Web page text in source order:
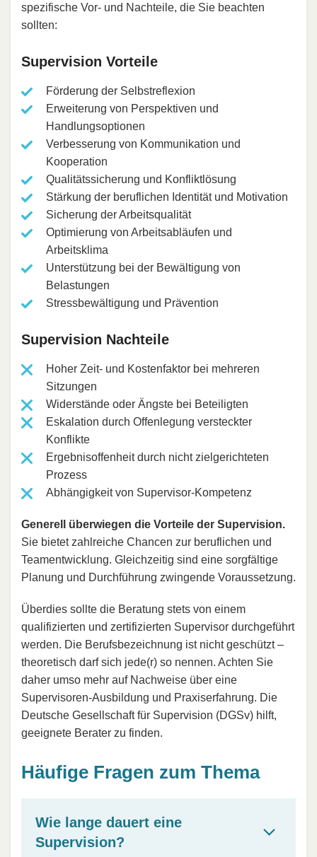
spezifische Vor- und Nachteile, die Sie beachten
sollten:
Supervision Vorteile
Förderung der Selbstreflexion
Erweiterung von Perspektiven und
Handlungsoptionen
Verbesserung von Kommunikation und
Kooperation
Qualitätssicherung und Konfliktlösung
Stärkung der beruflichen Identität und Motivation
Sicherung der Arbeitsqualität
Optimierung von Arbeitsabläufen und
Arbeitsklima
Unterstützung bei der Bewältigung von
Belastungen
Stressbewältigung und Prävention
Supervision Nachteile
Hoher Zeit- und Kostenfaktor bei mehreren
Sitzungen
Widerstände oder Ängste bei Beteiligten
Eskalation durch Offenlegung versteckter
Konflikte
Ergebnisoffenheit durch nicht zielgerichteten
Prozess
Abhängigkeit von Supervisor-Kompetenz
Generell überwiegen die Vorteile der Supervision.
Sie bietet zahlreiche Chancen zur beruflichen und
Teamentwicklung. Gleichzeitig sind eine sorgfältige
Planung und Durchführung zwingende Voraussetzung.
Überdies sollte die Beratung stets von einem
qualifizierten und zertifizierten Supervisor durchgeführt
werden. Die Berufsbezeichnung ist nicht geschützt –
theoretisch darf sich jede(r) so nennen. Achten Sie
daher umso mehr auf Nachweise über eine
Supervisoren-Ausbildung und Praxiserfahrung. Die
Deutsche Gesellschaft für Supervision (DGSv) hilft,
geeignete Berater zu finden.
Häufige Fragen zum Thema
Wie lange dauert eine
Supervision?